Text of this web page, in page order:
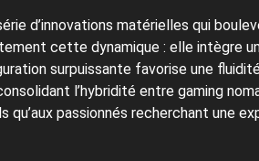
d’innovations matérielles qui
cette dynamique : elle intègre
surpuissante favorise une
l’hybridité entre gaming
qu’aux passionnés recherchant une